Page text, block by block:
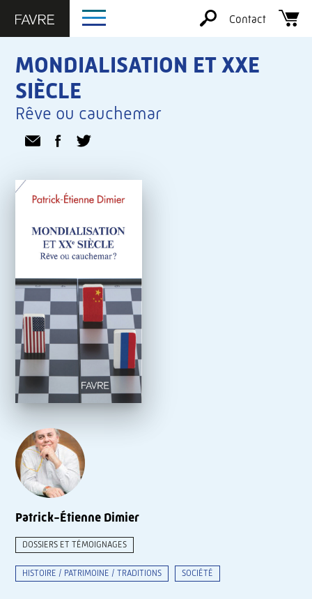
Contact
MONDIALISATION ET XXE
SIÈCLE
Rêve ou cauchemar
Patrick-Étienne Dimier
DOSSIERS ET TÉMOIGNAGES
HISTOIRE / PATRIMOINE / TRADITIONS SOCIÉTÉ